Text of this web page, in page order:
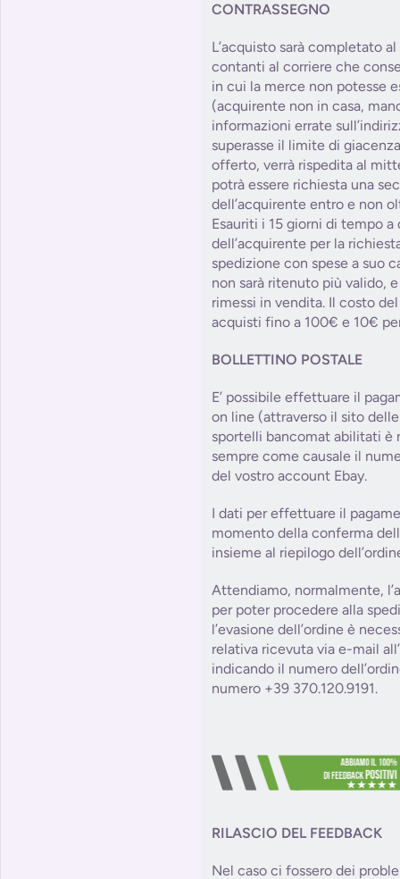
CONTRASSEGNO
L’acquisto sarà completato
contanti al corriere che
in cui la merce non potesse
(acquirente non in casa,
informazioni errate
superasse il limite di
offerto, verrà rispedita al
potrà essere richiesta una
dell’acquirente entro e non
Esauriti i 15 giorni di tempo a
dell’acquirente per la
spedizione con spese a suo
non sarà ritenuto più valido,
rimessi in vendita. Il costo
acquisti fino a 100€ e 10€
BOLLETTINO POSTALE
E’ possibile effettuare il
on line (attraverso il sito
sportelli bancomat abilitati è
sempre come causale il
del vostro account Ebay.
I dati per effettuare il
momento della conferma
insieme al riepilogo
Attendiamo, normalmente,
per poter procedere alla
l’evasione dell’ordine è
relativa ricevuta via e-mail
indicando il numero
numero +39 370.120.9191.
RILASCIO DEL FEEDBACK
Nel caso ci fossero dei